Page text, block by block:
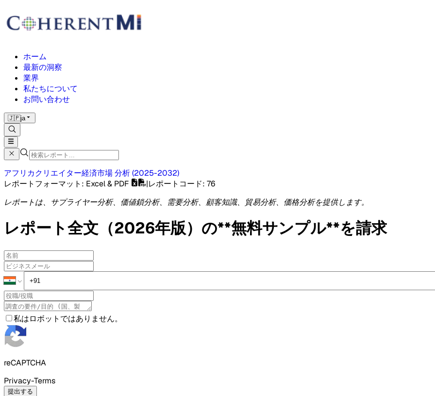
ホーム
最新の洞察
業界
私たちについて
お問い合わせ
🇯🇵ja
アフリカクリエイター経済市場分析(2025-2032)
レポートフォーマット : Excel & PDF |レポートコード: 76
レポートは、サプライヤー分析、価値鎖分析、需要分析、顧客知識、貿易分析、価格分析を提供します。
レポート全文（2026年版）の**無料サンプル**を請求
私はロボットではありません。
reCAPTCHA
Privacy-Terms
提出する